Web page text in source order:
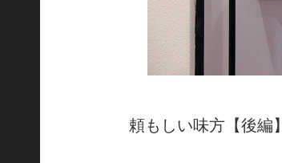
頼もしい味方【後編】